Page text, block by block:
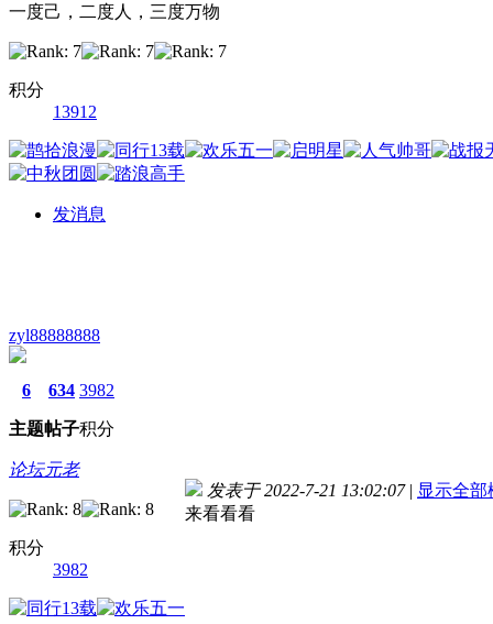
一度己，二度人，三度万物
积分
13912
发消息
zyl88888888
6
主题
634
帖子
3982
积分
论坛元老
积分
3982
发表于 2022-7-21 13:02:07 | 显示全部
来看看看